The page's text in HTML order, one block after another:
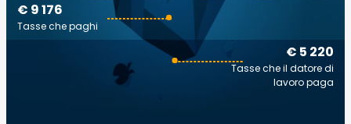
€ 5 220
Tasse che il datore di
lavoro paga
€ 9 176
Tasse che paghi